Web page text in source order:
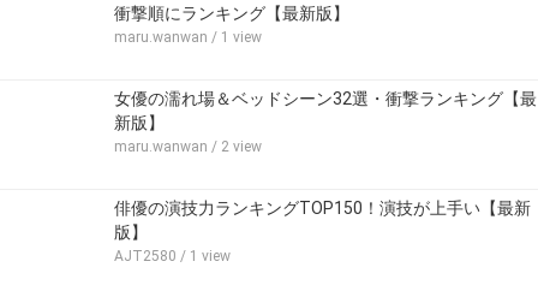
衝撃順にランキング【最新版】
maru.wanwan / 1 view
女優の濡れ場＆ベッドシーン32選・衝撃ランキング【最
新版】
maru.wanwan / 2 view
俳優の演技力ランキングTOP150！演技が上手い【最新
版】
AJT2580 / 1 view